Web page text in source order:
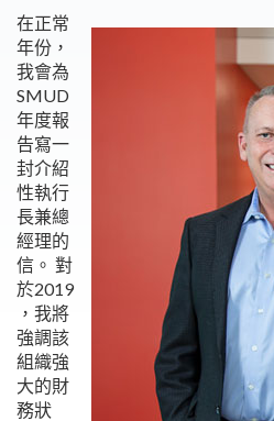
在正常
年份，
我會為
SMUD
年度報
告寫一
封介紹
性執行
長兼總
經理的
信。 對
於2019
，我將
強調該
組織強
大的財
務狀